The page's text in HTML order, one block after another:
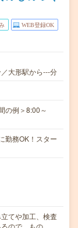
WEB登録OK
大形駅から---分
の例＞8:00～
務OK！スター
てや加工、検査
ので、もの…